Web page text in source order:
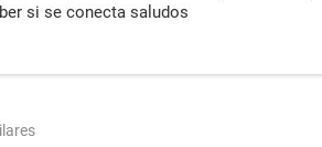
si se conecta saludos